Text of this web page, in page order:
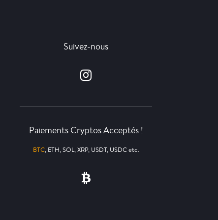
Suivez-nous
Paiements Cryptos Acceptés !
BTC, ETH, SOL, XRP, USDT, USDC etc.